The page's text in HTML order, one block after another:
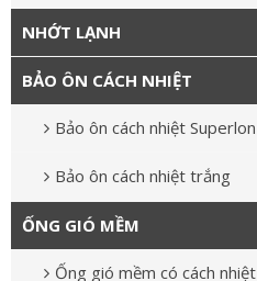
NHỚT LẠNH
BẢO ÔN CÁCH NHIỆT
Bảo ôn cách nhiệt Superlon
Bảo ôn cách nhiệt trắng
ỐNG GIÓ MỀM
Ống gió mềm có cách nhiệt